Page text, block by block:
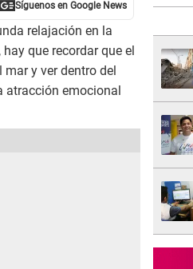
relajación en la
que recordar que el
mar y ver dentro del
atracción emocional